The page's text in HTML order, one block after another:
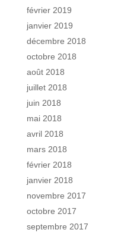
février 2019
janvier 2019
décembre 2018
octobre 2018
août 2018
juillet 2018
juin 2018
mai 2018
avril 2018
mars 2018
février 2018
janvier 2018
novembre 2017
octobre 2017
septembre 2017